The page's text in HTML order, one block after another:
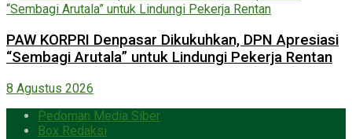
PAW KORPRI Denpasar Dikukuhkan, DPN Apresiasi
“Sembagi Arutala” untuk Lindungi Pekerja Rentan
8 Agustus 2026
Pedoman Media Siber
Box Redaksi